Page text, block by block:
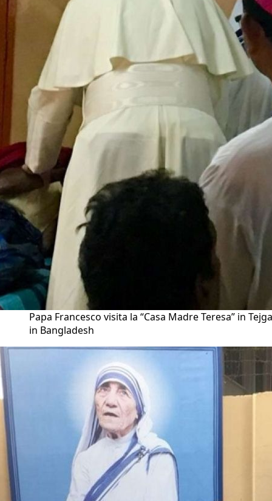
Papa Francesco visita la “Casa Madre Teresa” in
in Bangladesh